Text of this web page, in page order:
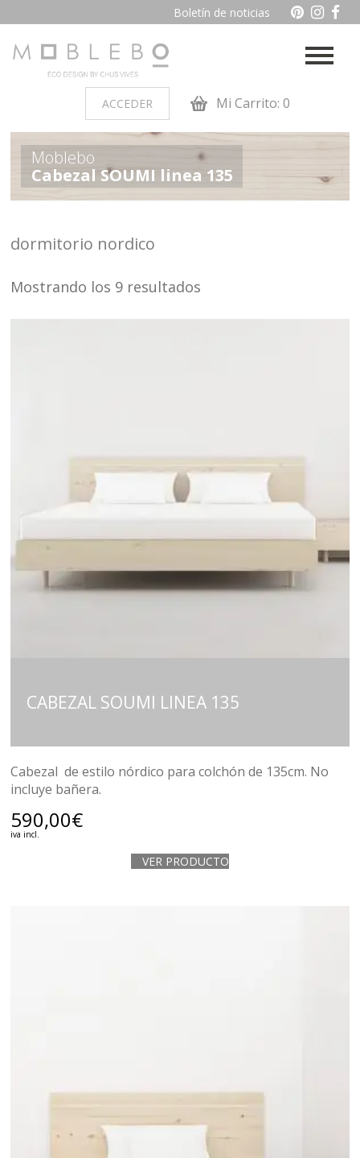
Boletín de noticias
ACCEDER Mi Carrito: 0
PRODUCTOS POR AMBIENTES
Auxiliares Baño
Cocina
madera
Salon
Moblebo
Cabezal SOUMI linea 135
dormitorio nordico
Mostrando los 9 resultados
CABEZAL SOUMI LINEA 135
Cabezal de estilo nórdico para colchón de 135cm. No
incluye bañera.
590,00€
iva incl.
VER PRODUCTO